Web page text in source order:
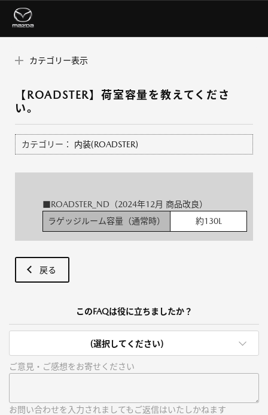
カテゴリー表示
【ROADSTER】荷室容量を教えてくださ
い。
カテゴリー： 内装(ROADSTER)
■ROADSTER_ND（2024年12月 商品改良）
ラゲッジルーム容量（通常時）
約130L
戻る
このFAQは役に立ちましたか？
(選択してください)
ご意見・ご感想をお寄せください
お問い合わせを入力されましてもご返信はいたしかねます